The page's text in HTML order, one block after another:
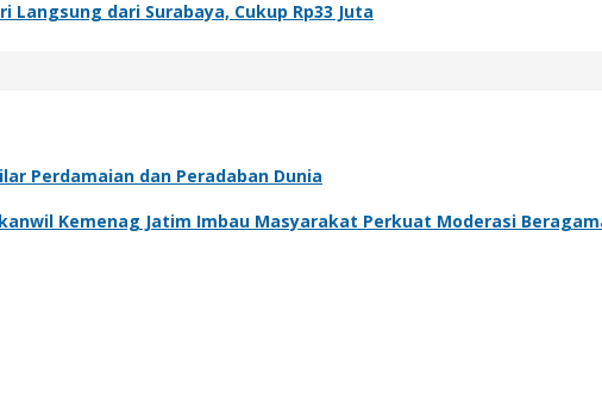
Langsung dari Surabaya, Cukup Rp33 Juta
Perdamaian dan Peradaban Dunia
Kemenag Jatim Imbau Masyarakat Perkuat Moderasi